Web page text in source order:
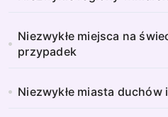
Niezwykłe miejsca na
przypadek
Niezwykłe miasta